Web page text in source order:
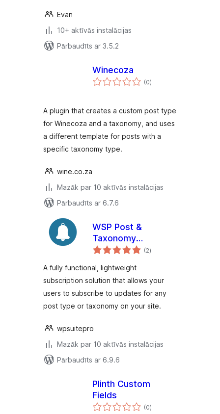
Evan
10+ aktīvās instalācijas
Pārbaudīts ar 3.5.2
Winecoza
(0vērtējumu
kopsumma
)
A plugin that creates a custom post type
for Winecoza and a taxonomy, and uses
a different template for posts with a
specific taxonomy type.
wine.co.za
Mazāk par 10 aktīvās instalācijas
Pārbaudīts ar 6.7.6
WSP Post &
Taxonomy
Subscriptions Lite
(2vērtējumu
kopsumma
)
A fully functional, lightweight
subscription solution that allows your
users to subscribe to updates for any
post type or taxonomy on your site.
wpsuitepro
Mazāk par 10 aktīvās instalācijas
Pārbaudīts ar 6.9.6
Plinth Custom
Fields
(0vērtējumu
kopsumma
)